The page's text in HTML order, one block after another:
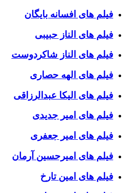
فیلم های افسانه بایگان
فیلم های الناز حبیبی
فیلم های الناز شاکردوست
فیلم های الهه حصاری
فیلم های الیکا عبدالرزاقی
فیلم های امیر جدیدی
فیلم های امیر جعفری
فیلم های امیرحسین آرمان
فیلم های امین تارخ